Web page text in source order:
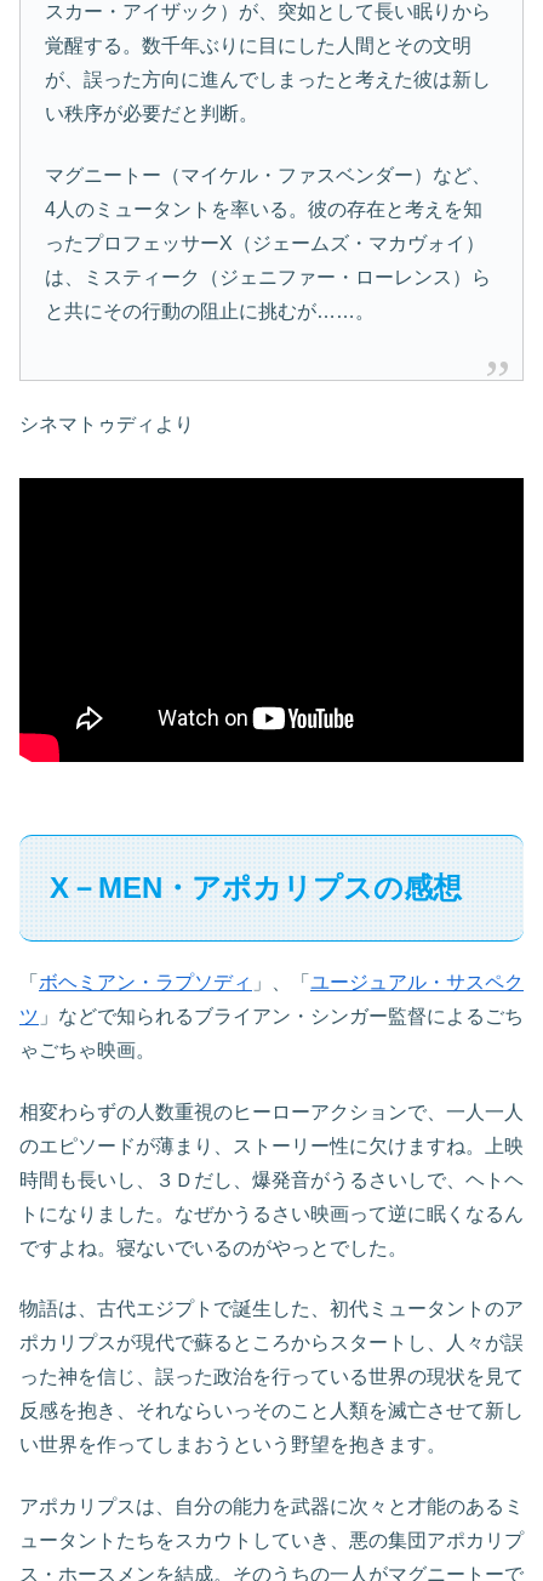
スカー・アイザック）が、突如として長い眠りから
覚醒する。数千年ぶりに目にした人間とその文明
が、誤った方向に進んでしまったと考えた彼は新し
い秩序が必要だと判断。
マグニートー（マイケル・ファスベンダー）など、
4人のミュータントを率いる。彼の存在と考えを知
ったプロフェッサーX（ジェームズ・マカヴォイ）
は、ミスティーク（ジェニファー・ローレンス）ら
と共にその行動の阻止に挑むが……。
シネマトゥディより
X－MEN・アポカリプスの感想
「 ボヘミアン・ラプソディ 」、「 ユージュアル・サスペク
ツ 」などで知られるブライアン・シンガー監督によるごち
ゃごちゃ映画。
相変わらずの人数重視のヒーローアクションで、一人一人
のエピソードが薄まり、ストーリー性に欠けますね。上映
時間も長いし、３Ｄだし、爆発音がうるさいしで、ヘトヘ
トになりました。なぜかうるさい映画って逆に眠くなるん
ですよね。寝ないでいるのがやっとでした。
物語は、古代エジプトで誕生した、初代ミュータントのア
ポカリプスが現代で蘇るところからスタートし、人々が誤
った神を信じ、誤った政治を行っている世界の現状を見て
反感を抱き、それならいっそのこと人類を滅亡させて新し
い世界を作ってしまおうという野望を抱きます。
アポカリプスは、自分の能力を武器に次々と才能のあるミ
ュータントたちをスカウトしていき、悪の集団アポカリプ
ス・ホースメンを結成。そのうちの一人がマグニートーで